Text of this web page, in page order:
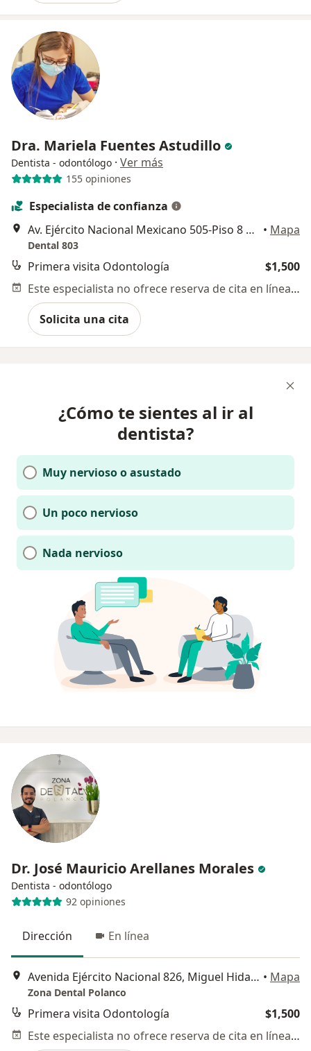
Dra. Mariela Fuentes Astudillo
Dentista - odontólogo · Ver más
155 opiniones
Especialista de confianza
Av. Ejército Nacional Mexicano 505-Piso 8 oficina 803, Chapultepec Morales, Granada, Miguel Hidalgo, 11520 Ciudad de México, CDMX, Miguel Hidalgo
• Mapa
Dental 803
Primera visita Odontología
$1,500
Este especialista no ofrece reserva de cita en línea en esta dirección.
Solicita una cita
¿Cómo te sientes al ir al
dentista?
Muy nervioso o asustado
Un poco nervioso
Nada nervioso
Dr. José Mauricio Arellanes Morales
Dentista - odontólogo
92 opiniones
Dirección En línea
Avenida Ejército Nacional 826, Miguel Hidalgo • Mapa
Zona Dental Polanco
Primera visita Odontología
$1,500
Este especialista no ofrece reserva de cita en línea en esta dirección.